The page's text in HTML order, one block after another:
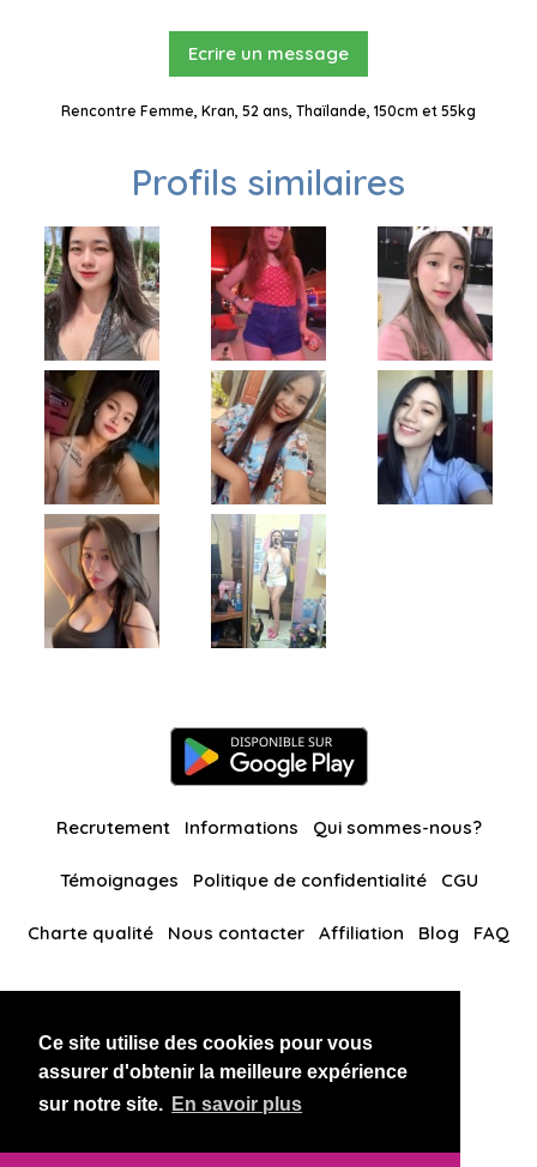
Ce site utilise des cookies pour vous
assurer d'obtenir la meilleure expérience
sur notre site. En savoir plus
Ecrire un message
Rencontre Femme, Kran, 52 ans, Thaïlande, 150cm et 55kg
Profils similaires
Recrutement Informations Qui sommes-nous?
Témoignages Politique de confidentialité CGU
Charte qualité Nous contacter Affiliation Blog FAQ
BlackAndBeauties RussianKisses